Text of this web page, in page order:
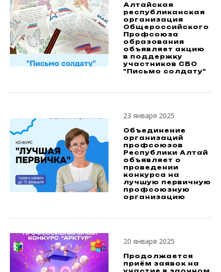
Алтайская
республиканская
организация
Общероссийского
Профсоюза
образования
объявляет акцию
в поддержку
участников СВО
"Письмо солдату"
23 января 2025
Объединение
организаций
профсоюзов
Республики Алтай
объявляет о
проведении
конкурса на
лучшую первичную
профсоюзную
организацию
20 января 2025
Продолжается
приём заявок на